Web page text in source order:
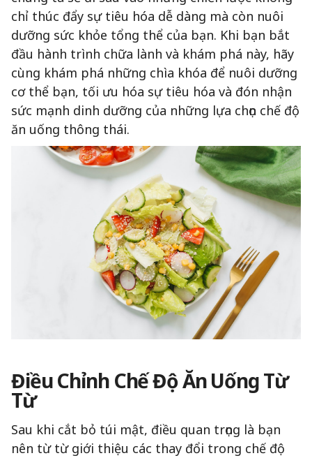
chỉ thúc đẩy sự tiêu hóa dễ dàng mà còn nuôi
dưỡng sức khỏe tổng thể của bạn. Khi bạn bắt
đầu hành trình chữa lành và khám phá này, hãy
cùng khám phá những chìa khóa để nuôi dưỡng
cơ thể bạn, tối ưu hóa sự tiêu hóa và đón nhận
sức mạnh dinh dưỡng của những lựa chọn chế độ
ăn uống thông thái.
Điều Chỉnh Chế Độ Ăn Uống Từ
Từ
Sau khi cắt bỏ túi mật, điều quan trọng là bạn
nên từ từ giới thiệu các thay đổi trong chế độ